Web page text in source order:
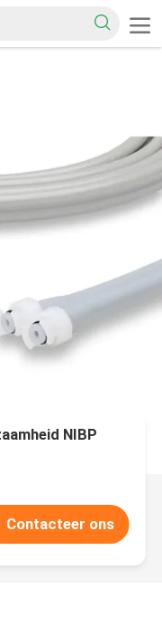
NIBP
Contacteer ons